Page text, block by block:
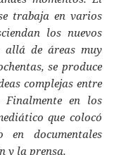
trabaja en varios
los nuevos
allá de áreas muy
se produce
complejas entre
Finalmente en los
que colocó
documentales
y la prensa.